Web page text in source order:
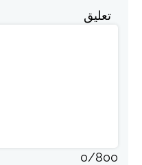
تعليق
0/800